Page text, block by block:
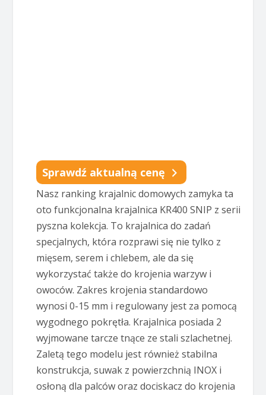
Sprawdź aktualną cenę
Nasz ranking krajalnic domowych zamyka ta
oto funkcjonalna krajalnica KR400 SNIP z serii
pyszna kolekcja. To krajalnica do zadań
specjalnych, która rozprawi się nie tylko z
mięsem, serem i chlebem, ale da się
wykorzystać także do krojenia warzyw i
owoców. Zakres krojenia standardowo
wynosi 0-15 mm i regulowany jest za pomocą
wygodnego pokrętła. Krajalnica posiada 2
wyjmowane tarcze tnące ze stali szlachetnej.
Zaletą tego modelu jest również stabilna
konstrukcja, suwak z powierzchnią INOX i
osłoną dla palców oraz dociskacz do krojenia